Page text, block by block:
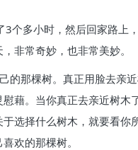
个多小时，然后回家路上
非常奇妙，也非常美妙。
的那棵树。真正用脸去亲
藉。当你真正去亲近树木
选择什么树木，就要看你
欢的那棵树。